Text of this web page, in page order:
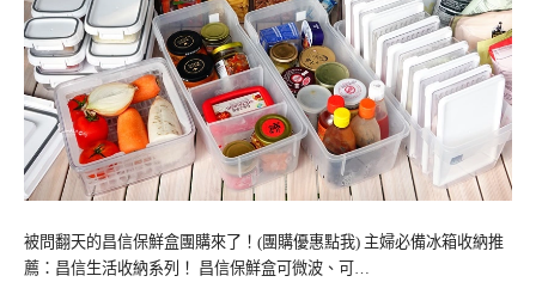
被問翻天的昌信保鮮盒團購來了！(團購優惠點我) 主婦必備冰箱收納推
薦：昌信生活收納系列！ 昌信保鮮盒可微波、可…